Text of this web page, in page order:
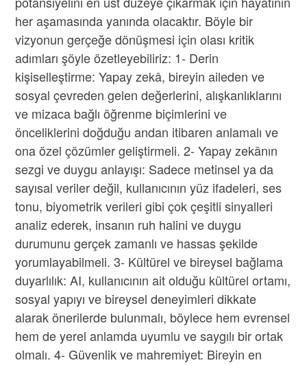
her aşamasında yanında olacaktır. Böyle bir
vizyonun gerçeğe dönüşmesi için olası kritik
adımları şöyle özetleyebiliriz: 1- Derin
kişiselleştirme: Yapay zekâ, bireyin aileden ve
sosyal çevreden gelen değerlerini, alışkanlıklarını
ve mizaca bağlı öğrenme biçimlerini ve
önceliklerini doğduğu andan itibaren anlamalı ve
ona özel çözümler geliştirmeli. 2- Yapay zekânın
sezgi ve duygu anlayışı: Sadece metinsel ya da
sayısal veriler değil, kullanıcının yüz ifadeleri, ses
tonu, biyometrik verileri gibi çok çeşitli sinyalleri
analiz ederek, insanın ruh halini ve duygu
durumunu gerçek zamanlı ve hassas şekilde
yorumlayabilmeli. 3- Kültürel ve bireysel bağlama
duyarlılık: AI, kullanıcının ait olduğu kültürel ortamı,
sosyal yapıyı ve bireysel deneyimleri dikkate
alarak önerilerde bulunmalı, böylece hem evrensel
hem de yerel anlamda uyumlu ve saygılı bir ortak
olmalı. 4- Güvenlik ve mahremiyet: Bireyin en